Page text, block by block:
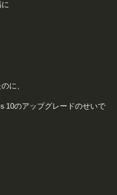
に、
10のアップグレードのせいで